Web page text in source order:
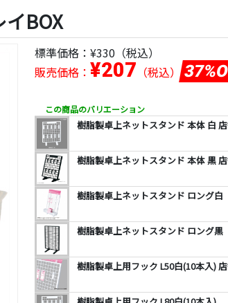
BOX
標準価格： ¥330 （税込）
販売価格： ¥207 （税込）
この商品のバリエーション
樹脂製卓上ネットスタンド 本体 白
樹脂製卓上ネットスタンド 本体 黒
樹脂製卓上ネットスタンド ロング白
樹脂製卓上ネットスタンド ロング黒
樹脂製卓上用フック L50白(10本入)